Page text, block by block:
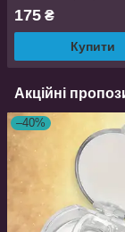
атмосферу
штуки білий
175 ₴
Купити
Акційні
–40%